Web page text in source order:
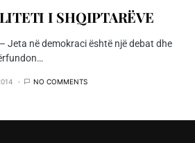
I SHQIPTARËVE
Jeta në demokraci është një debat dhe
NO COMMENTS